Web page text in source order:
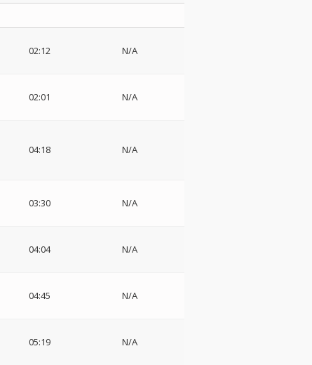
02:12 N/A
02:01 N/A
04:18 N/A
03:30 N/A
04:04 N/A
04:45 N/A
05:19 N/A